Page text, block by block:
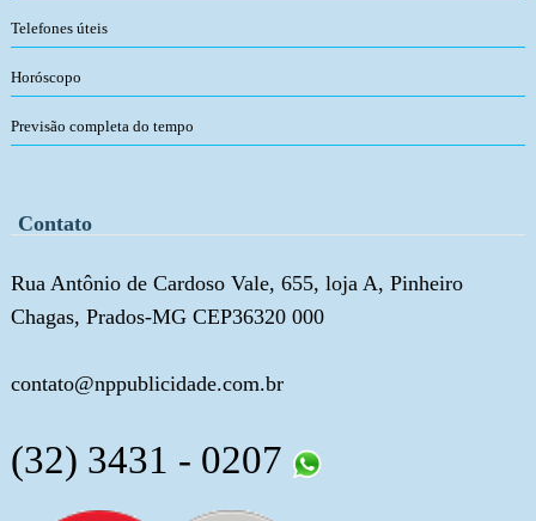
Telefones úteis
Horóscopo
Previsão completa do tempo
Contato
Rua Antônio de Cardoso Vale, 655, loja A, Pinheiro
Chagas, Prados-MG CEP36320 000
contato@nppublicidade.com.br
(32) 3431 - 0207